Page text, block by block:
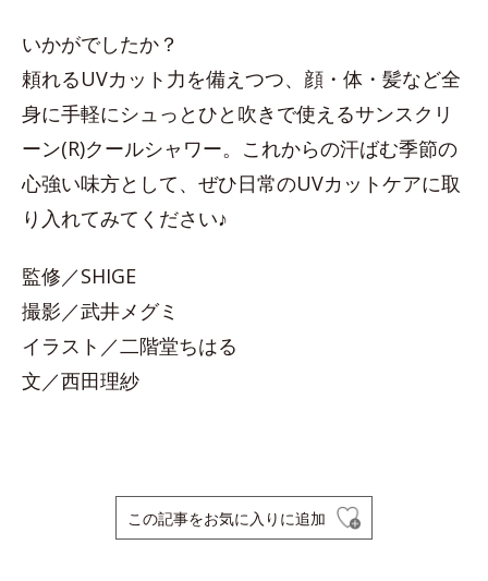
いかがでしたか？
頼れるUVカット力を備えつつ、顔・体・髪など全
身に手軽にシュっとひと吹きで使えるサンスクリ
ーン(R)クールシャワー。これからの汗ばむ季節の
心強い味方として、ぜひ日常のUVカットケアに取
り入れてみてください♪
監修／SHIGE
撮影／武井メグミ
イラスト／二階堂ちはる
文／西田理紗
この記事をお気に入りに追加